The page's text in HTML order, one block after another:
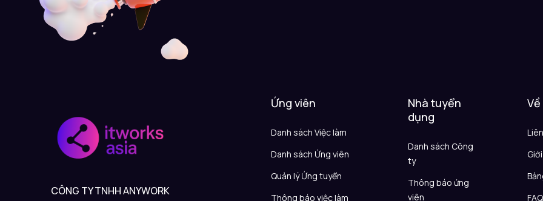
CÔNG TY TNHH ANYWORK
Ứng viên
Danh sách Việc làm
Danh sách Ứng viên
Quản lý Ứng tuyển
Thông báo việc làm
Nhà tuyển
dụng
Danh sách Công
ty
Thông báo ứng
viên
FAQ